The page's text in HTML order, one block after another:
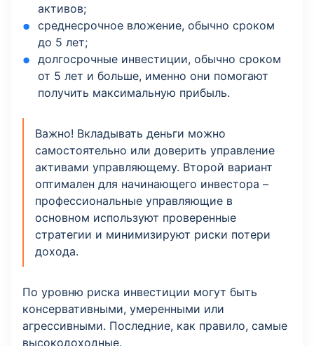
активов;
среднесрочное вложение, обычно сроком
до 5 лет;
долгосрочные инвестиции, обычно сроком
от 5 лет и больше, именно они помогают
получить максимальную прибыль.
Важно! Вкладывать деньги можно
самостоятельно или доверить управление
активами управляющему. Второй вариант
оптимален для начинающего инвестора –
профессиональные управляющие в
основном используют проверенные
стратегии и минимизируют риски потери
дохода.
По уровню риска инвестиции могут быть
консервативными, умеренными или
агрессивными. Последние, как правило, самые
высокодоходные.